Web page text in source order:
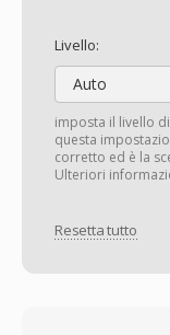
Livello:
Auto
imposta il livello
questa
corretto ed è la
Ulteriori
Resetta tutto